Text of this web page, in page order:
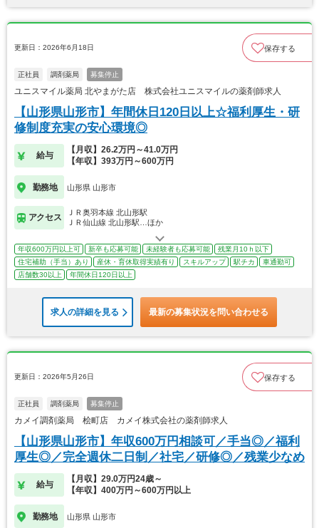
更新日：2026年6月18日 保存する
正社員 調剤薬局 募集停止
ユニスマイル薬局 北やまがた店 株式会社ユニスマイルの薬剤師求人
【山形県山形市】年間休日120日以上☆福利厚生・研
修制度充実の安心環境◎
給与
【月収】26.2万円～41.0万円
【年収】393万円～600万円
勤務地 山形県 山形市
アクセス
ＪＲ奥羽本線 北山形駅
ＪＲ仙山線 北山形駅…ほか
年収600万円以上可 新卒も応募可能 未経験者も応募可能
残業月10ｈ以下
住宅補助（手当）あり
産休・育休取得実績有り スキルアップ 駅チカ
車通勤可
店舗数30以上
年間休日120日以上
求人の詳細を見る 最新の募集状況を問い合わせる
更新日：2026年5月26日 保存する
正社員 調剤薬局 募集停止
カメイ調剤薬局 桧町店 カメイ株式会社の薬剤師求人
【山形県山形市】年収600万円相談可／手当◎／福利
厚生◎／完全週休二日制／社宅／研修◎／残業少なめ
給与
【月収】29.0万円24歳～
【年収】400万円～600万円以上
勤務地 山形県 山形市